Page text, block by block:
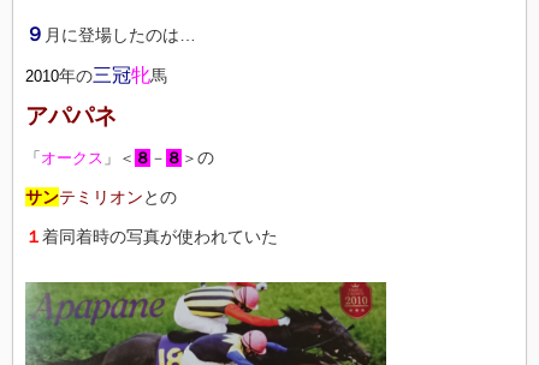
９ 月に登場したのは…
2010年の三冠牝馬
アパパネ
「 オークス 」＜ ８ － ８ ＞ の
サンテミリオンとの
１着同着時の写真が使われていた